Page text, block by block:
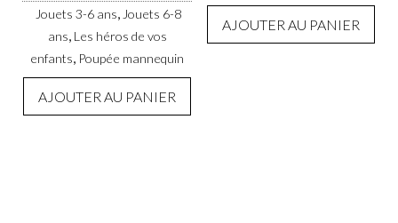
Jouets 3-6 ans, Jouets 6-8
ans, Les héros de vos
enfants, Poupée mannequin
AJOUTER AU PANIER
AJOUTER AU PANIER